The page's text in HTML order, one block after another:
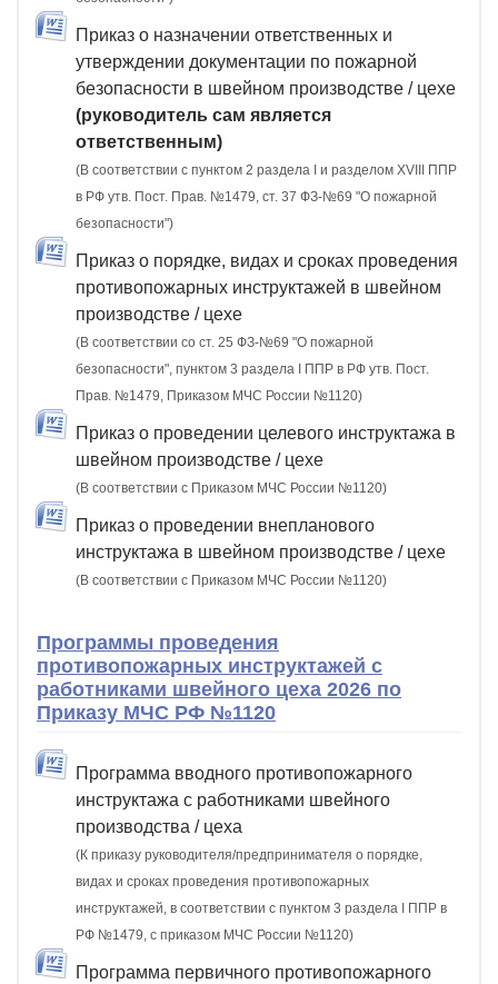
Приказ о назначении ответственных и
утверждении документации по пожарной
безопасности в швейном производстве / цехе
(руководитель сам является
ответственным)
(В соответствии с пунктом 2 раздела I и разделом XVIII ППР
в РФ утв. Пост. Прав. №1479, ст. 37 ФЗ-№69 "О пожарной
безопасности")
Приказ о порядке, видах и сроках проведения
противопожарных инструктажей в швейном
производстве / цехе
(В соответствии со ст. 25 ФЗ-№69 "О пожарной
безопасности", пунктом 3 раздела I ППР в РФ утв. Пост.
Прав. №1479, Приказом МЧС России №1120)
Приказ о проведении целевого инструктажа в
швейном производстве / цехе
(В соответствии с Приказом МЧС России №1120)
Приказ о проведении внепланового
инструктажа в швейном производстве / цехе
(В соответствии с Приказом МЧС России №1120)
Программы проведения
противопожарных инструктажей с
работниками швейного цеха 2026 по
Приказу МЧС РФ №1120
Программа вводного противопожарного
инструктажа с работниками швейного
производства / цеха
(К приказу руководителя/предпринимателя о порядке,
видах и сроках проведения противопожарных
инструктажей, в соответствии с пунктом 3 раздела I ППР в
РФ №1479, с приказом МЧС России №1120)
Программа первичного противопожарного